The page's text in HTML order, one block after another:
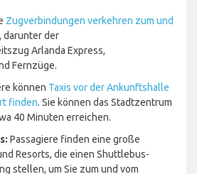
Zugverbindungen verkehren zum und
, darunter der
Arlanda Express,
Fernzüge.
können Taxis vor der Ankunftshalle
finden. Sie können das Stadtzentrum
40 Minuten erreichen.
Passagiere finden eine große
Resorts, die einen Shuttlebus-
stellen, um Sie zum und vom